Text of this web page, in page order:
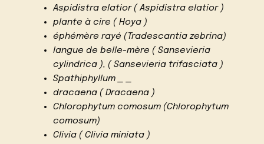
Aspidistra elatior ( Aspidistra elatior )
plante à cire ( Hoya )
éphémère rayé (Tradescantia zebrina)
langue de belle-mère ( Sansevieria
cylindrica ), ( Sansevieria trifasciata )
Spathiphyllum _ _
dracaena ( Dracaena )
Chlorophytum comosum (Chlorophytum
comosum)
Clivia ( Clivia miniata )